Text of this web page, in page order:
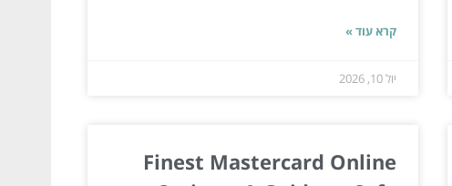
קרא עוד »
יול 10, 2026
Finest Mastercard Online